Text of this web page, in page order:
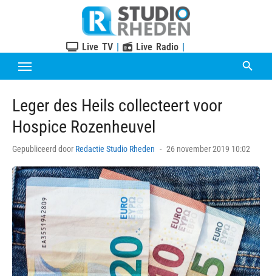
Live TV | Live Radio |
Leger des Heils collecteert voor
Hospice Rozenheuvel
Gepubliceerd door Redactie Studio Rheden
Posted
26 november 2019 10:02